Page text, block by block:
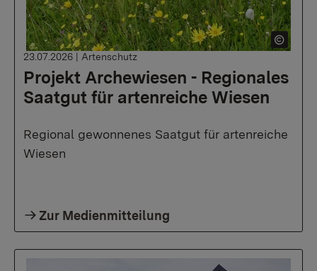
Projekt Archewiesen - Regionales
Saatgut für artenreiche Wiesen
23.07.2026 | Artenschutz
Regional gewonnenes Saatgut für artenreiche
Wiesen
Zur Medienmitteilung